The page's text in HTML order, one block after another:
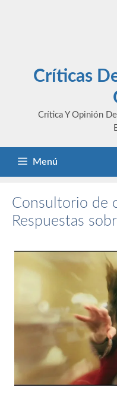
Críticas
Crítica Y Opinión
Menú
Consultorio de
Respuestas